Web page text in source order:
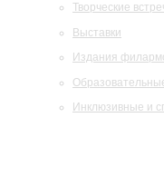
Творческие
Выставки
Издания
Инклюзивные и